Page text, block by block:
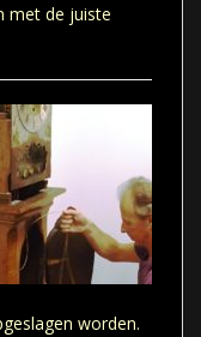
met de juiste
worden.